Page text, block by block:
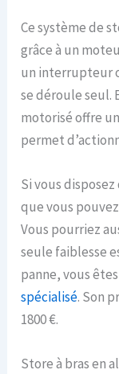
Ce système de
grâce à un
un interrupteur
se déroule seul.
motorisé offre
permet
Si vous
que vous
Vous pourriez
seule faiblesse
panne, vous
spécialisé. Son
1800 €.
Store à bras en